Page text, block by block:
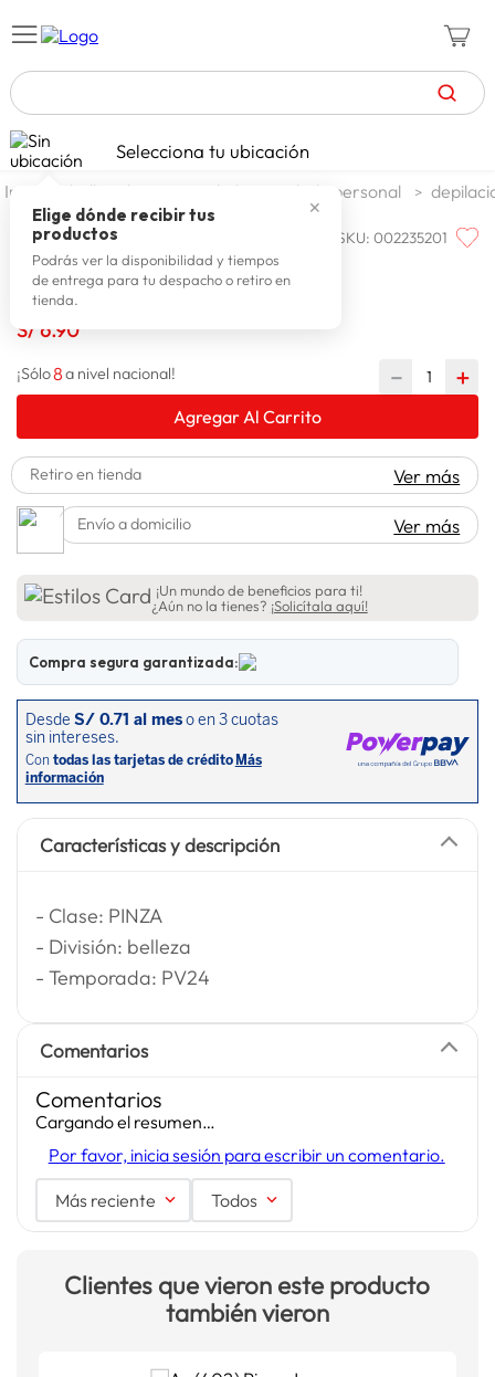
TÉRMINOS MÁS BUSCADOS
1. zapatillas mujer
2. celulares
3. zapatillas hombre
4. moda
5 . zapatillas
6. tv
8. terrex
9. spiderman
10 lavadora
Selecciona tu ubicación
✕
Elige dónde recibir tus
productos
Podrás ver la disponibilidad y tiempos
de entrega para tu despacho o retiro en
tienda.
belleza higiene y salud cuidado personal
ESTILOS SKU:002235201
Pinza Dorado Liso Revel
S/ 6.90
¡Sólo8a nivel nacional! ＋
－
Agregar Al Carrito
Retiro en tienda Ver más
Envío a domicilio Ver más
¡Un mundo de beneficios para ti!
¿Aún no la tienes? ¡Solicítala aquí!
Compra segura garantizada:
Características y descripción
- Clase: PINZA
- División: belleza
- Temporada: PV24
Comentarios
Comentarios
Cargando el resumen…
Por favor, inicia sesión para escribir un comentario.
Más reciente Todos
Clientes que vieron este producto
también vieron